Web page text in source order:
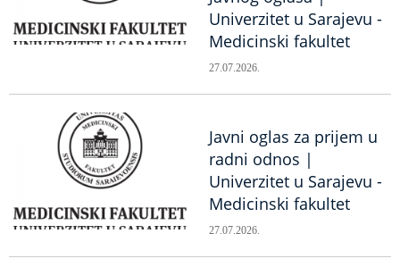
Univerzitet u Sarajevu -
Medicinski fakultet
27.07.2026.
Javni oglas za prijem u
radni odnos |
Univerzitet u Sarajevu -
Medicinski fakultet
27.07.2026.